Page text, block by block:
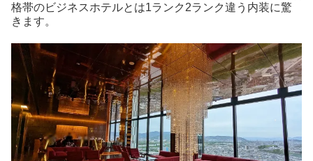
格帯のビジネスホテルとは1ランク2ランク違う内装に驚
きます。